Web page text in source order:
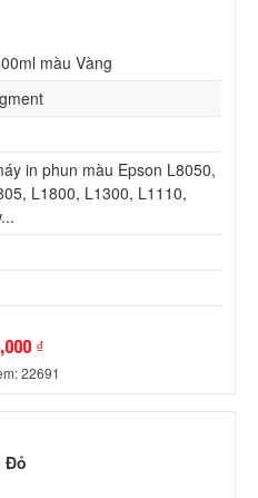
màu Vàng
in phun màu Epson L8050,
L1800, L1300, L1110,
₫
22691
Đỏ